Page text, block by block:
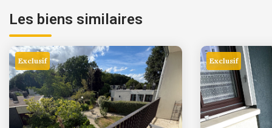
Les biens similaires
Exclusif Exclusif